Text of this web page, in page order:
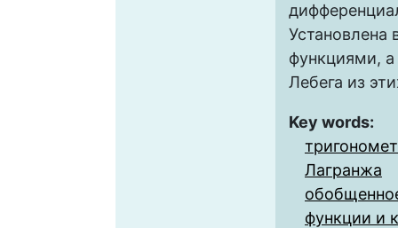
Установлена
функциями, а
Лебега из
Key words:
Лагранжа
функции и